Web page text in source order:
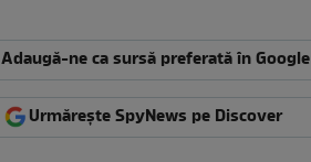
Adaugă-ne ca sursă preferată în Google
Urmărește SpyNews pe Discover